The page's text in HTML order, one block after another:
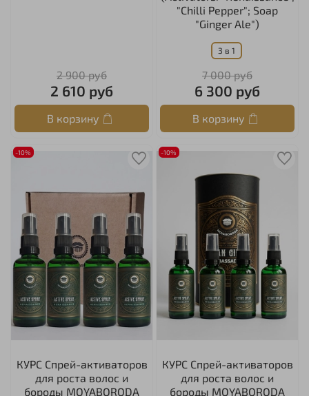
2 900 руб
2 610 руб
В корзину
"Chilli Pepper"; Soap
"Ginger Ale")
3 в 1
7 000 руб
6 300 руб
В корзину
-10%
КУРС Спрей-активаторов
для роста волос и
бороды MOYABORODA
-10%
КУРС Спрей-активаторов
для роста волос и
бороды MOYABORODA